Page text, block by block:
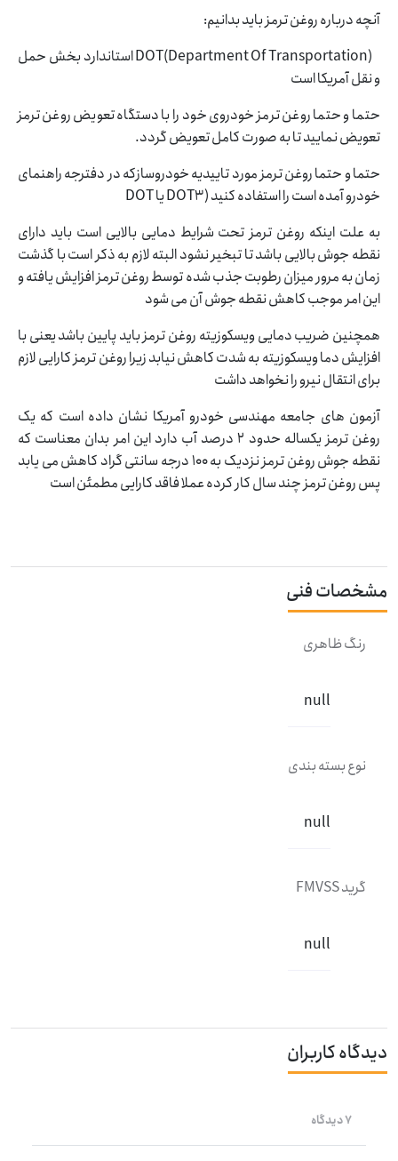
آنچه درباره روغن ترمز باید بدانیم:
(DOT(Department Of Transportation استاندارد بخش حمل
و نقل آمریکا است
حتما و حتما روغن ترمز خودروی خود را با دستگاه تعویض روغن ترمز
تعویض نمایید تا به صورت کامل تعویض گردد.
حتما و حتما روغن ترمز مورد تاییدیه خودروسازکه در دفترجه راهنمای
خودرو آمده است را استفاده کنید (DOT3 یا DOT
به علت اینکه روغن ترمز تحت شرایط دمایی بالایی است باید دارای
نقطه جوش بالایی باشد تا تبخیر نشود البته لازم به ذکر است با گذشت
زمان به مرور میزان رطوبت جذب شده توسط روغن ترمز افزایش یافته و
این امر موجب کاهش نقطه جوش آن می شود
همچنین ضریب دمایی ویسکوزیته روغن ترمز باید پایین باشد یعنی با
افزایش دما ویسکوزیته به شدت کاهش نیابد زیرا روغن ترمز کارایی لازم
برای انتقال نیرو را نخواهد داشت
آزمون های جامعه مهندسی خودرو آمریکا نشان داده است که یک
روغن ترمز یکساله حدود 2 درصد آب دارد این امر بدان معناست که
نقطه جوش روغن ترمز نزدیک به 100 درجه سانتی گراد کاهش می یابد
پس روغن ترمز چند سال کار کرده عملا فاقد کارایی مطمئن است
مشخصات فنی
رنگ ظاهری
null
نوع بسته بندی
null
گرید FMVSS
null
دیدگاه کاربران
7 دیدگاه